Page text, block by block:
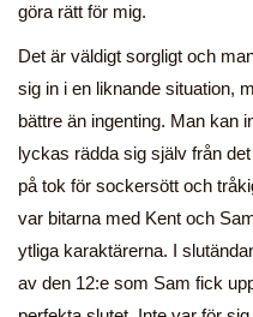
göra rätt för mig.
Det är väldigt sorgligt och
sig in i en liknande situation,
bättre än ingenting. Man kan
lyckas rädda sig själv från
på tok för sockersött och
var bitarna med Kent och
ytliga karaktärerna. I
av den 12:e som Sam fick